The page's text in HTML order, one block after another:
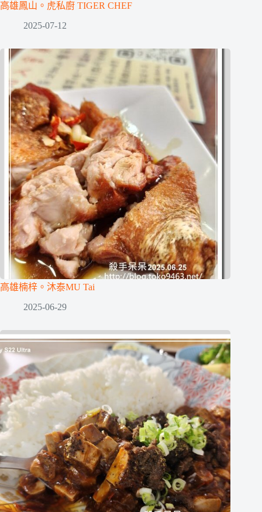
高雄鳳山。虎私廚 TIGER CHEF
2025-07-12
高雄楠梓。沐泰MU Tai
2025-06-29